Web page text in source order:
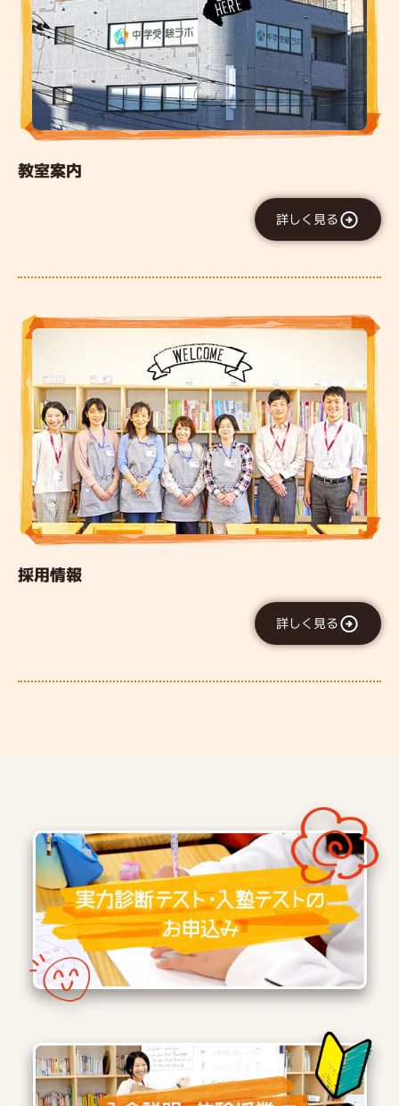
教室案内
詳しく見る
採用情報
詳しく見る